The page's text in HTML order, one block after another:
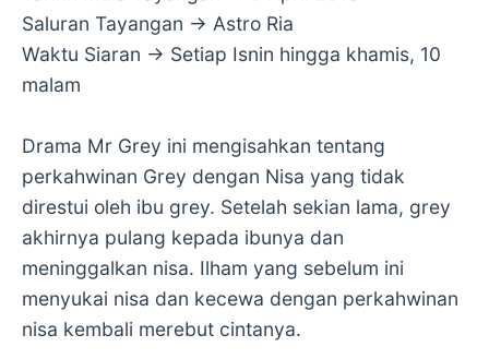
Saluran Tayangan → Astro Ria
Waktu Siaran → Setiap Isnin hingga khamis, 10
malam
Drama Mr Grey ini mengisahkan tentang
perkahwinan Grey dengan Nisa yang tidak
direstui oleh ibu grey. Setelah sekian lama, grey
akhirnya pulang kepada ibunya dan
meninggalkan nisa. Ilham yang sebelum ini
menyukai nisa dan kecewa dengan perkahwinan
nisa kembali merebut cintanya.